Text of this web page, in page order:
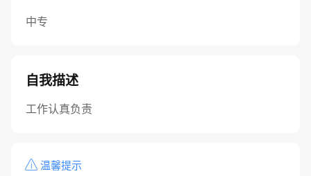
中专
自我描述
工作认真负责
温馨提示